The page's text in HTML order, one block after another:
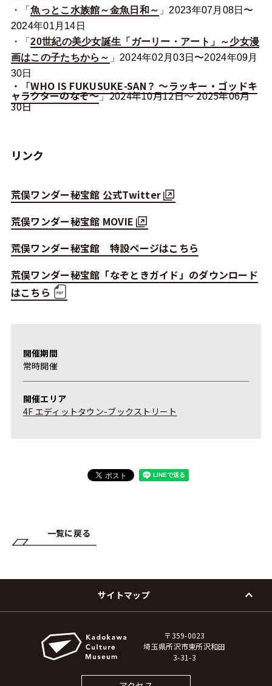
・「魚っとこ水族館～金魚日和～ 」 2023年07月 08日〜
2024年01 月 14 日
・「20世紀の美少女誕生「ガーリー・アート」～少女漫
画はこの子たちから～ 」 2024年02 月03日〜2024年09月
30日
・「WHO IS FUKUSUKE-SAN？ ～ラッキー・ゴッドキ
ャラクターのなぞ～」2024年10月12日〜 2025年06月
30日
リンク
荒俣ワンダー秘宝館 公式Twitter
荒俣ワンダー秘宝館 MOVIE
荒俣ワンダー秘宝館 特設ページはこちら
荒俣ワンダー秘宝館「なぞときガイド」のダウンロード
はこちら
開催期間
常時開催
開催エリア
4F エディットタウン-ブックストリート
一覧に戻る
サイトマップ
〒359-0023
埼玉県所沢市東所沢和田
3-31-3